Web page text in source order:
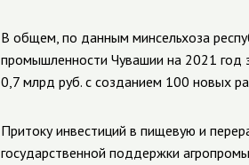
В общем, по данным минсельхоза
промышленности Чувашии на 2021 год
0,7 млрд руб. с созданием 100 новых
Притоку инвестиций в пищевую и
государственной поддержки